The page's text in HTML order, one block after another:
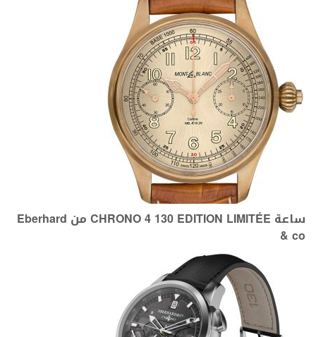
ساعة CHRONO 4 130 EDITION LIMITÉE من Eberhard
& co